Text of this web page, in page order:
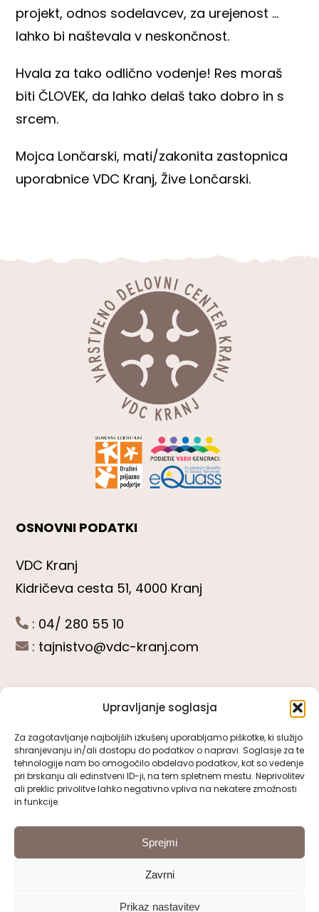
Upravljanje soglasja
Za zagotavljanje najboljših izkušenj uporabljamo piškotke, ki služijo
shranjevanju in/ali dostopu do podatkov o napravi. Soglasje za te
tehnologije nam bo omogočilo obdelavo podatkov, kot so vedenje
pri brskanju ali edinstveni ID-ji, na tem spletnem mestu. Neprivolitev
ali preklic privolitve lahko negativno vpliva na nekatere zmožnosti
in funkcije.
Sprejmi
Zavrni
Prikaz nastavitev
projekt, odnos sodelavcev, za urejenost …
lahko bi naštevala v neskončnost.
Hvala za tako odlično vodenje! Res moraš
biti ČLOVEK, da lahko delaš tako dobro in s
srcem.
Mojca Lončarski, mati/zakonita zastopnica
uporabnice VDC Kranj, Žive Lončarski.
OSNOVNI PODATKI
VDC Kranj
Kidričeva cesta 51, 4000 Kranj
: 04/ 280 55 10
: tajnistvo@vdc-kranj.com
Toggle
Navigation
Predstavitev VDC Kranj
SLEDITE NAM